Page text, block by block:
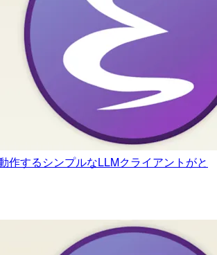
作するシンプルなLLMクライアントがと